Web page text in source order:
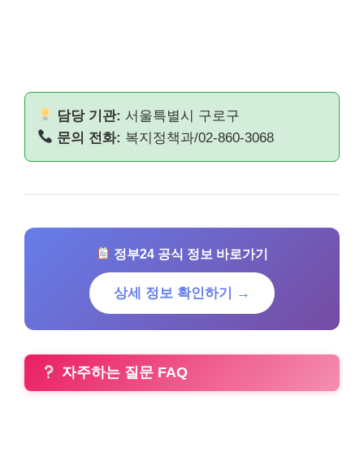
담당 기관: 서울특별시 구로구
문의 전화: 복지정책과/02-860-3068
정부24 공식 정보 바로가기
상세 정보 확인하기 →
자주하는 질문 FAQ